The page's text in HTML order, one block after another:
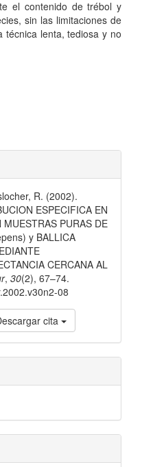
el contenido de trébol y
sin las limitaciones de
técnica lenta, tediosa y no
R. (2002).
ESPECIFICA EN
PURAS DE
y BALLICA
CERCANA AL
, 30(2), 67–74.
08
cita